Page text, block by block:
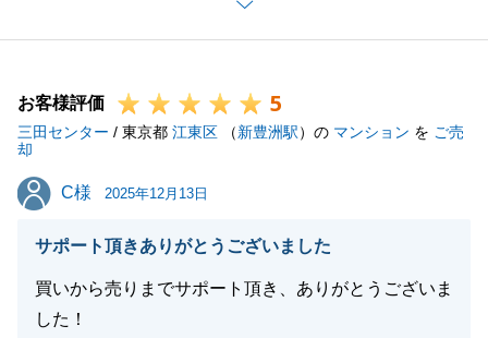
今後も不動産に関するご要望等ございましたら、いつ
でもご連絡をお待ちしております。
ただきましてありがとうございました。
お客様評価 5
三田センター / 東京都 江東区 （新豊洲駅）の マンション を ご売
却
C様
C様 2025年12月13日
サポート頂きありがとうございました
買いから売りまでサポート頂き、ありがとうございま
した！